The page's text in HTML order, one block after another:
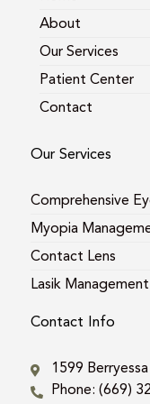
About
Our Services
Patient Center
Contact
Our Services
Comprehensive
Myopia
Contact Lens
Lasik Management
Contact Info
1599
Phone: (669)